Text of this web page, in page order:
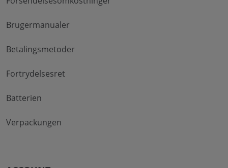
Brugermanualer
Betalingsmetoder
Fortrydelsesret
Batterien
Verpackungen